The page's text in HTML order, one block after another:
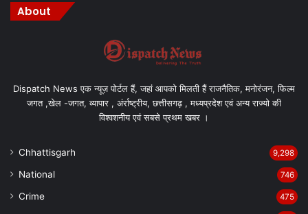
About
Dispatch News एक न्यूज़ पोर्टल हैं, जहां आपको मिलती हैं राजनैतिक, मनोरंजन, फिल्म
जगत ,खेल -जगत, व्यापार , अंर्राष्ट्रीय, छत्तीसगढ़ , मध्यप्रदेश एवं अन्य राज्यो की
विश्वशनीय एवं सबसे प्रथम खबर ।
Chhattisgarh 9,298
National 746
Crime 475